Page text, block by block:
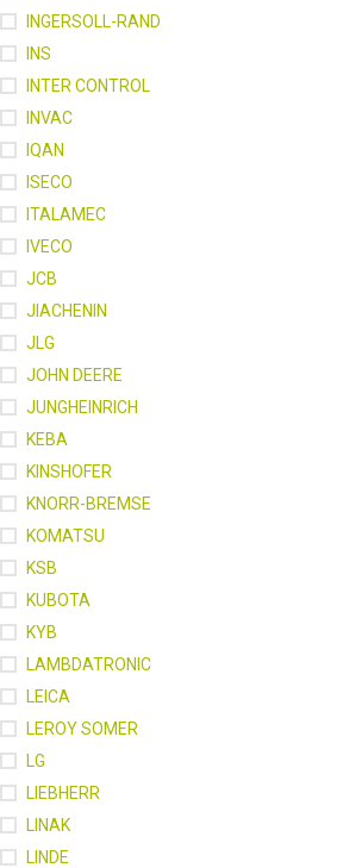
INGERSOLL-RAND
INS
INTER CONTROL
INVAC
IQAN
ISECO
ITALAMEC
IVECO
JCB
JIACHENIN
JLG
JOHN DEERE
JUNGHEINRICH
KEBA
KINSHOFER
KNORR-BREMSE
KOMATSU
KSB
KUBOTA
KYB
LAMBDATRONIC
LEICA
LEROY SOMER
LG
LIEBHERR
LINAK
LINDE